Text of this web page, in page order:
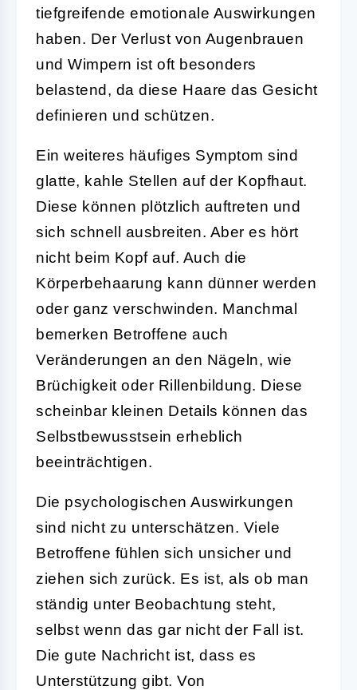
tiefgreifende emotionale Auswirkungen
haben. Der Verlust von Augenbrauen
und Wimpern ist oft besonders
belastend, da diese Haare das Gesicht
definieren und schützen.
Ein weiteres häufiges Symptom sind
glatte, kahle Stellen auf der Kopfhaut.
Diese können plötzlich auftreten und
sich schnell ausbreiten. Aber es hört
nicht beim Kopf auf. Auch die
Körperbehaarung kann dünner werden
oder ganz verschwinden. Manchmal
bemerken Betroffene auch
Veränderungen an den Nägeln, wie
Brüchigkeit oder Rillenbildung. Diese
scheinbar kleinen Details können das
Selbstbewusstsein erheblich
beeinträchtigen.
Die psychologischen Auswirkungen
sind nicht zu unterschätzen. Viele
Betroffene fühlen sich unsicher und
ziehen sich zurück. Es ist, als ob man
ständig unter Beobachtung steht,
selbst wenn das gar nicht der Fall ist.
Die gute Nachricht ist, dass es
Unterstützung gibt. Von